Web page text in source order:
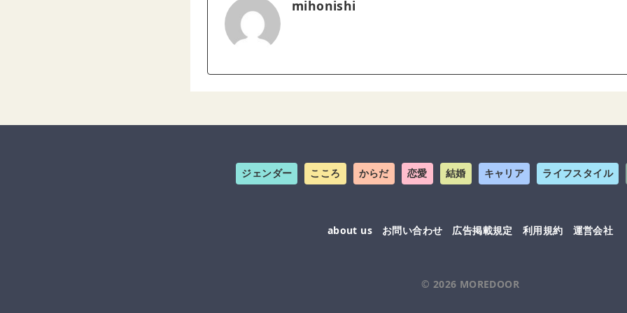
mihonishi
ジェンダー こころ からだ 恋愛 結婚 キャリア ライフスタイル
about us お問い合わせ 広告掲載規定 利用規約 運営会社
© 2026 MOREDOOR